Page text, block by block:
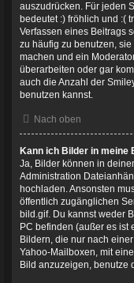
auszudrücken. Für jeden
bedeutet :) fröhlich und :(
Verfassen eines Beitrags
zu häufig zu benutzen,
machen und ein
überarbeiten oder gar
auch die Anzahl der
benutzen kannst.
Nach oben
Kann ich Bilder in meine
Ja, Bilder können in
Administration
hochladen. Ansonsten
öffentlich zugänglichen
bild.gif. Du kannst weder
PC befinden (außer es ist
Bildern, die nur nach
Yahoo-Mailboxen, mit
Bild anzuzeigen, benutze